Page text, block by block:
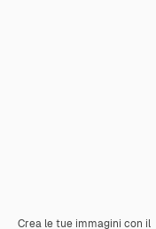
Crea le tue immagini con il